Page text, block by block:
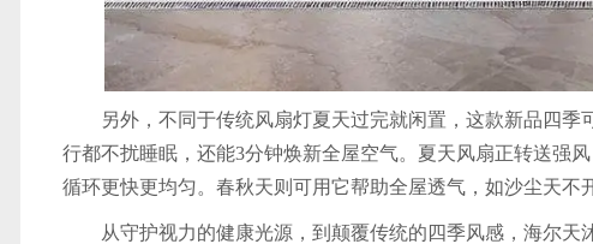
另外，不同于传统风扇灯夏天过完就闲置，这款新品四
行都不扰睡眠，还能3分钟焕新全屋空气。夏天风扇正转送强
循环更快更均匀。春秋天则可用它帮助全屋透气，如沙尘天不
从守护视力的健康光源，到颠覆传统的四季风感，海尔